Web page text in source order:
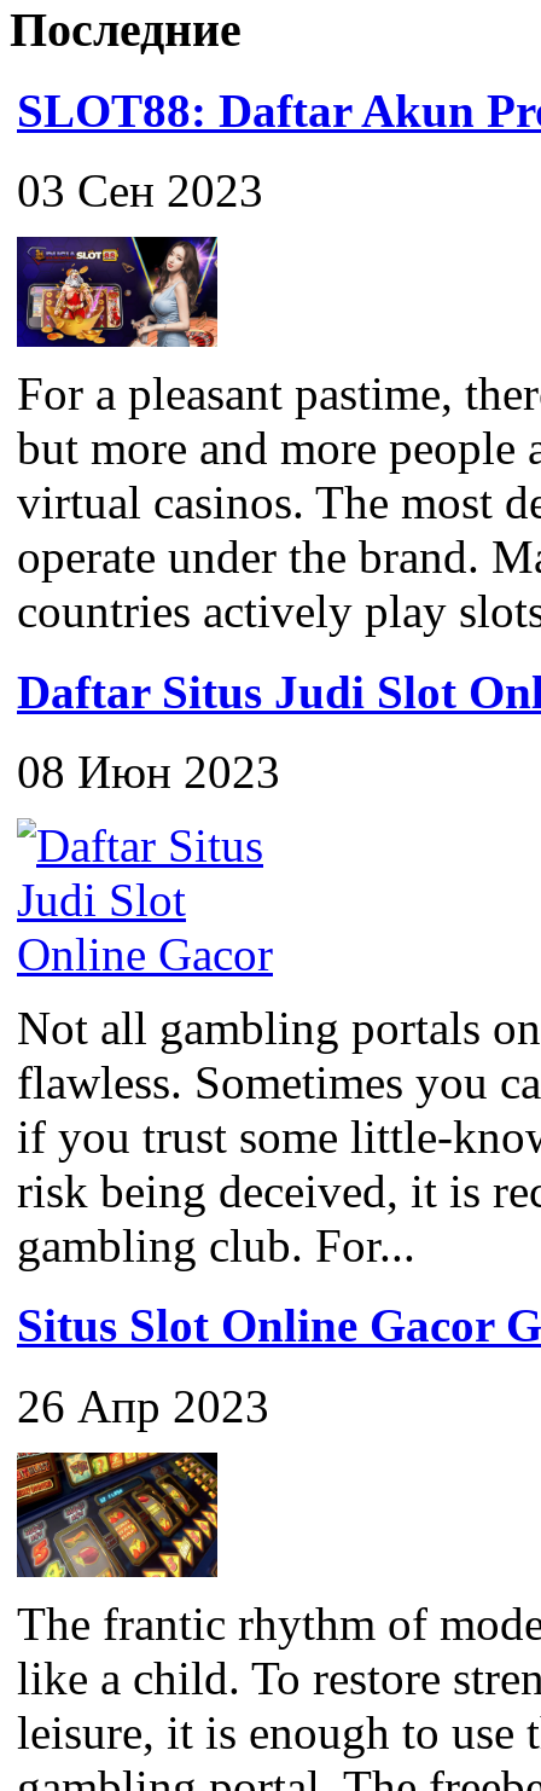
Последние
SLOT88: Daftar Akun
03 Сен 2023
For a pleasant pastime,
but more and more people
virtual casinos. The most
operate under the brand.
countries actively play
Daftar Situs Judi Slot
08 Июн 2023
Not all gambling portals
flawless. Sometimes you
if you trust some little-
risk being deceived, it is
gambling club. For...
Situs Slot Online Gacor
26 Апр 2023
The frantic rhythm of
like a child. To restore
leisure, it is enough to use